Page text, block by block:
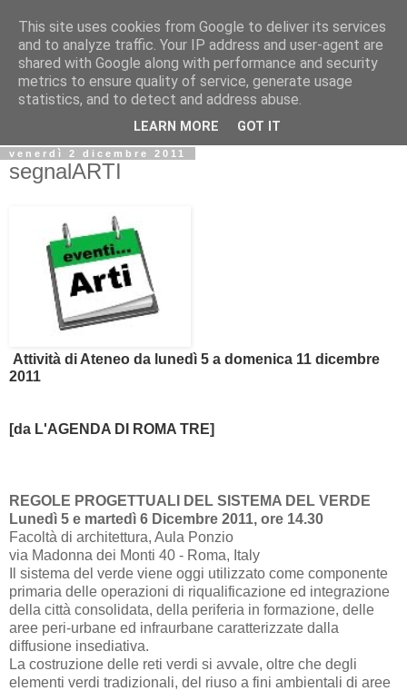
Biblio@rti in
Il Blog della Biblioteca di Area delle arti per condividere
informazioni iniziative incontri
venerdì 2 dicembre 2011
segnalARTI
Attività di Ateneo da lunedì 5 a domenica 11 dicembre
2011
[da L'AGENDA DI ROMA TRE]
REGOLE PROGETTUALI DEL SISTEMA DEL VERDE
Lunedì 5 e martedì 6 Dicembre 2011, ore 14.30
Facoltà di architettura, Aula Ponzio
via Madonna dei Monti 40 - Roma, Italy
Il sistema del verde viene oggi utilizzato come componente
primaria delle operazioni di riqualificazione ed integrazione
della città consolidata, della periferia in formazione, delle
aree peri-urbane ed infraurbane caratterizzate dalla
diffusione insediativa.
La costruzione delle reti verdi si avvale, oltre che degli
elementi verdi tradizionali, del riuso a fini ambientali di aree
This site uses cookies from Google to deliver its services
and to analyze traffic. Your IP address and user-agent are
shared with Google along with performance and security
metrics to ensure quality of service, generate usage
statistics, and to detect and address abuse.
LEARN MORE GOT IT